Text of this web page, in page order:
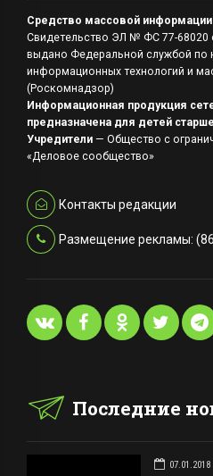
Средство массовой
Свидетельство ЭЛ № ФС 77-68020
выдано Федеральной службой по
информационных технологий и
(Роскомнадзор)
Информационная продукция
предназначена для детей
Учредители — Общество с
«Деловое сообщество»
Контакты редакции
Размещение рекламы:
Последние
07.01.2018